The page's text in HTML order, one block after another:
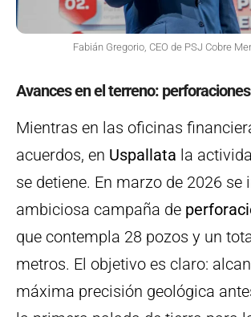
Fabián Gregorio, CEO de PSJ Cobre
Avances en el terreno:
Mientras en las oficinas
acuerdos, en Uspallata la
se detiene. En marzo de 2026 se
ambiciosa campaña de
que contempla 28 pozos y un
metros. El objetivo es claro:
máxima precisión geológica